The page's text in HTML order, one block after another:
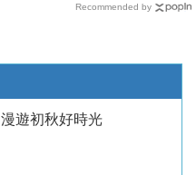
Recommended by
遊初秋好時光